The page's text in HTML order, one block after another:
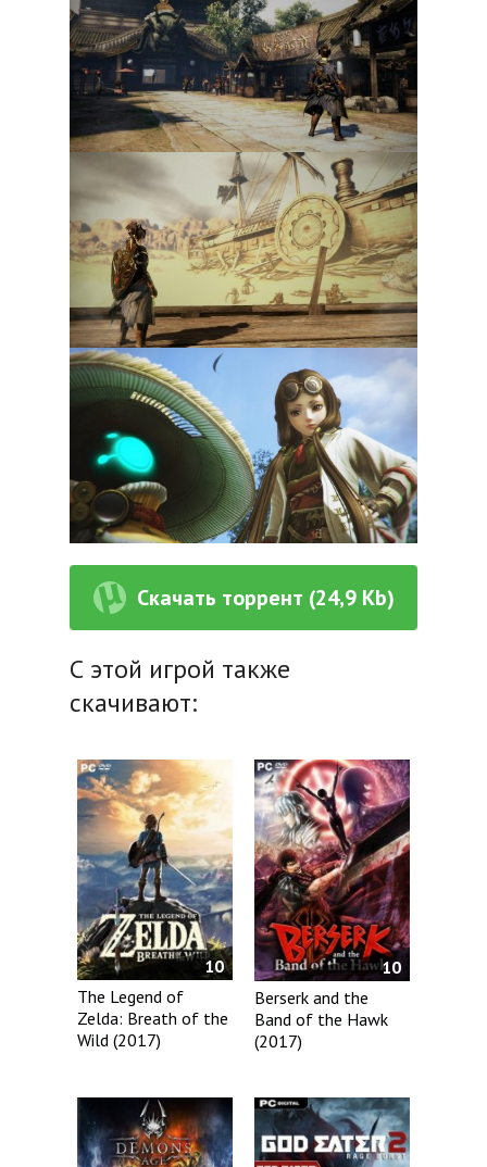
Скачать торрент (24,9 Kb)
С этой игрой также
скачивают:
10
The Legend of
Zelda: Breath of the
Wild (2017)
10
Berserk and the
Band of the Hawk
(2017)